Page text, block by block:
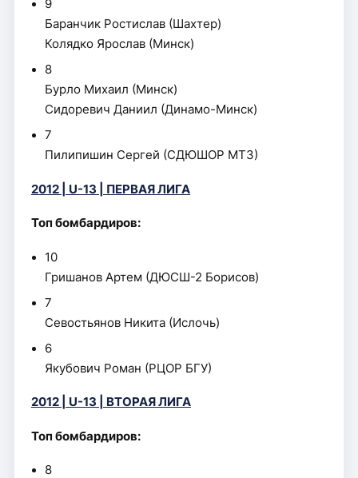
9
Баранчик Ростислав (Шахтер)
Колядко Ярослав (Минск)
8
Бурло Михаил (Минск)
Сидоревич Даниил (Динамо-Минск)
7
Пилипишин Сергей (СДЮШОР МТЗ)
2012 | U-13 | ПЕРВАЯ ЛИГА
Топ бомбардиров:
10
Гришанов Артем (ДЮСШ-2 Борисов)
7
Севостьянов Никита (Ислочь)
6
Якубович Роман (РЦОР БГУ)
2012 | U-13 | ВТОРАЯ ЛИГА
Топ бомбардиров:
8